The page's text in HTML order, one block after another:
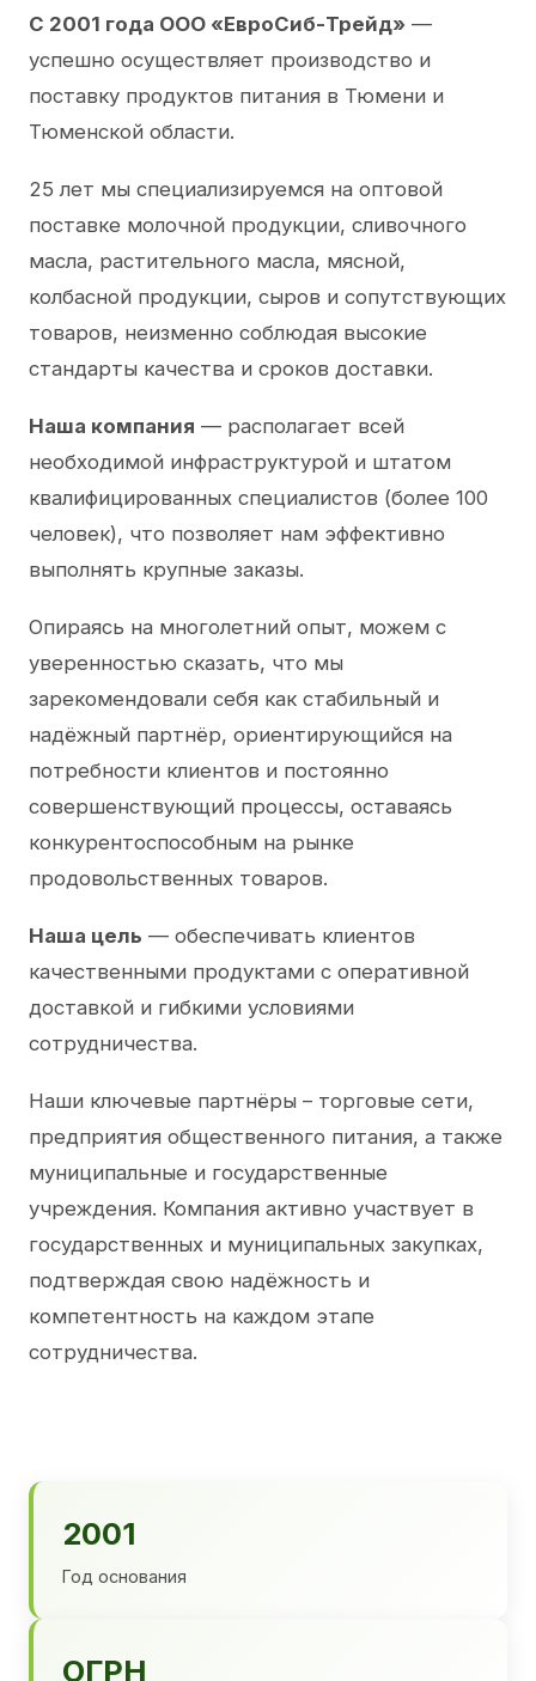
С 2001 года ООО «ЕвроСиб-Трейд» —
успешно осуществляет производство и
поставку продуктов питания в Тюмени и
Тюменской области.
25 лет мы специализируемся на оптовой
поставке молочной продукции, сливочного
масла, растительного масла, мясной,
колбасной продукции, сыров и сопутствующих
товаров, неизменно соблюдая высокие
стандарты качества и сроков доставки.
Наша компания — располагает всей
необходимой инфраструктурой и штатом
квалифицированных специалистов (более 100
человек), что позволяет нам эффективно
выполнять крупные заказы.
Опираясь на многолетний опыт, можем с
уверенностью сказать, что мы
зарекомендовали себя как стабильный и
надёжный партнёр, ориентирующийся на
потребности клиентов и постоянно
совершенствующий процессы, оставаясь
конкурентоспособным на рынке
продовольственных товаров.
Наша цель — обеспечивать клиентов
качественными продуктами с оперативной
доставкой и гибкими условиями
сотрудничества.
Наши ключевые партнёры – торговые сети,
предприятия общественного питания, а также
муниципальные и государственные
учреждения. Компания активно участвует в
государственных и муниципальных закупках,
подтверждая свою надёжность и
компетентность на каждом этапе
сотрудничества.
2001
Год основания
ОГРН